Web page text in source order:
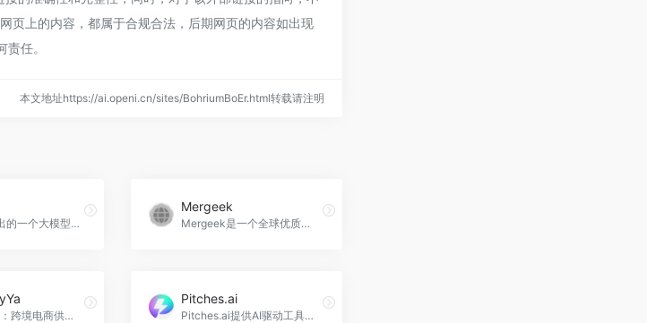
页上的内容，都属于合规合法，后期网页的内容如出现
任。
本文地址https://ai.openi.cn/sites/BohriumBoEr.html转载请注明
北大法宝推出的一个大模型驱动的智能合同SaaS法律助手，法宝来签通过利用大模型技术和海量法律数据，提供智能合同审查、合同对比、智能问答和合同文本编辑等功能。法宝来签官网入口网址
Mergeek
Mergeek是一个全球优质科技产品和新技术的发现与推荐社区。
易芽EasyYa：跨境电商供应链服务平台，提供大数据选品、精品采购及账期等服务。
Pitches.ai
Pitches.ai提供AI驱动工具，优化初创公司融资方案，提升幻灯片的清晰度和影响力。